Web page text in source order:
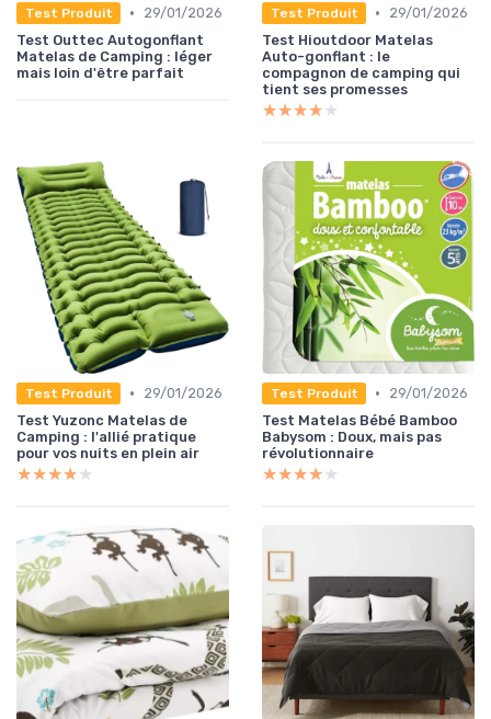
Test Produit •
29/01/2026
Test Outtec Autogonflant
Matelas de Camping : léger
mais loin d'être parfait
Test Produit •
29/01/2026
Test Hioutdoor Matelas
Auto-gonflant : le
compagnon de camping qui
tient ses promesses
★★★★★
★★★★★
Test Produit •
29/01/2026
Test Yuzonc Matelas de
Camping : l'allié pratique
pour vos nuits en plein air
★★★★★
★★★★★
Test Produit •
29/01/2026
Test Matelas Bébé Bamboo
Babysom : Doux, mais pas
révolutionnaire
★★★★★
★★★★★